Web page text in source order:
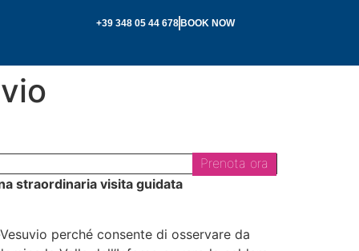
+39 348 05 44 678 BOOK NOW
Prenota ora
straordinaria visita guidata
perché consente di osservare da